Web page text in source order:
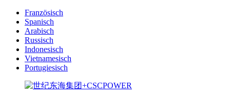
Französisch
Spanisch
Arabisch
Russisch
Indonesisch
Vietnamesisch
Portugiesisch